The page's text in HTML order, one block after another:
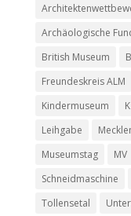
Archäologische
British Museum
Freundeskreis ALM
Kindermuseum
Leihgabe
Museumstag
MV
Schneidmaschine
Tollensetal